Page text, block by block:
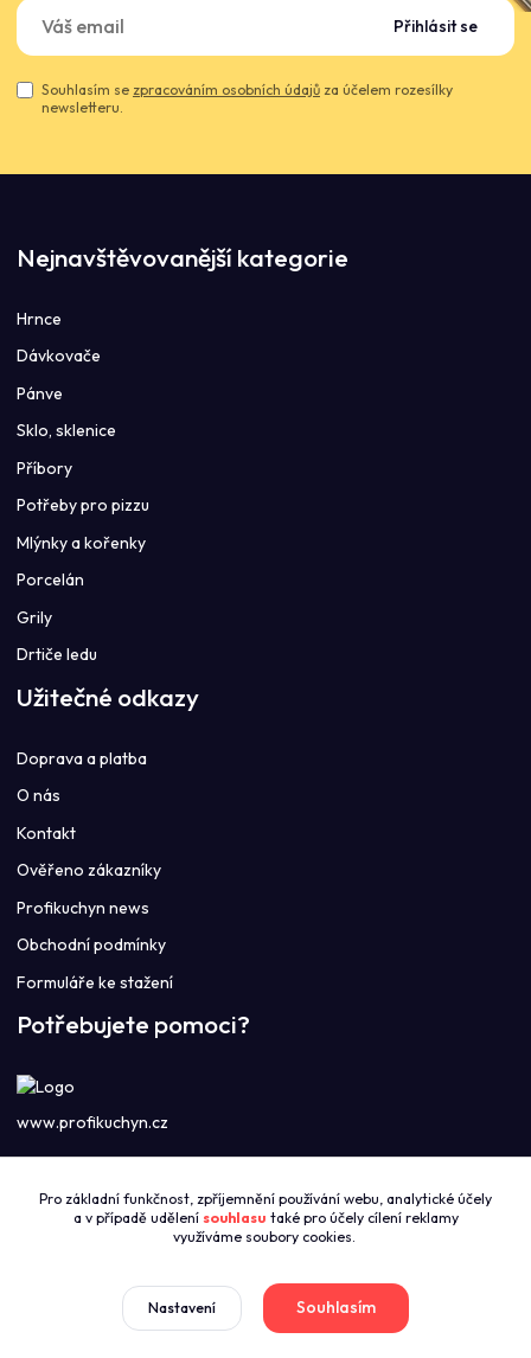
Přihlásit se
Souhlasím se zpracováním osobních údajů za účelem rozesílky
newsletteru.
Nejnavštěvovanější kategorie
Hrnce
Dávkovače
Pánve
Sklo, sklenice
Příbory
Potřeby pro pizzu
Mlýnky a kořenky
Porcelán
Grily
Drtiče ledu
Užitečné odkazy
Doprava a platba
O nás
Kontakt
Ověřeno zákazníky
Profikuchyn news
Obchodní podmínky
Formuláře ke stažení
Potřebujete pomoci?
www.profikuchyn.cz
+420774421626
(Po-Pá 8:00-16:00)
sales@profikuchyn.cz
Pro základní funkčnost, zpříjemnění používání webu, analytické účely
a v případě udělení souhlasu také pro účely cílení reklamy
využíváme soubory cookies.
Nastavení Souhlasím